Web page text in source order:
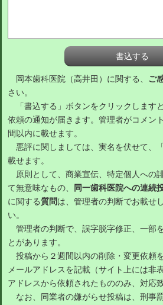
岡本歯科医院（高井田）に関する、 ご
さい。
「書込する」ボタンをクリックします
依頼の通知が届きます。管理者がコメン
間以内に載せます。
悪評に関しましては、実名を伏せて、
載せます。
原則として、商業宣伝、特定個人への
て無意味なもの、
同一歯科医院への連続
に関する質問は、管理者の判断でお載せ
い。
管理者の判断で、誤字脱字修正、一部
とがあります。
投稿から２週間以内の削除・変更依頼
メールアドレスを記載（サイト上には非
アドレスから依頼されたもののみ、対応
なお、同業者の嫌がらせ投稿は、刑事